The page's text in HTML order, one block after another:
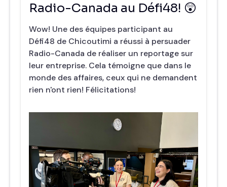
Radio-Canada au Défi48! 😲
Wow! Une des équipes participant au
Défi48 de Chicoutimi a réussi à persuader
Radio-Canada de réaliser un reportage sur
leur entreprise. Cela témoigne que dans le
monde des affaires, ceux qui ne demandent
rien n'ont rien! Félicitations!